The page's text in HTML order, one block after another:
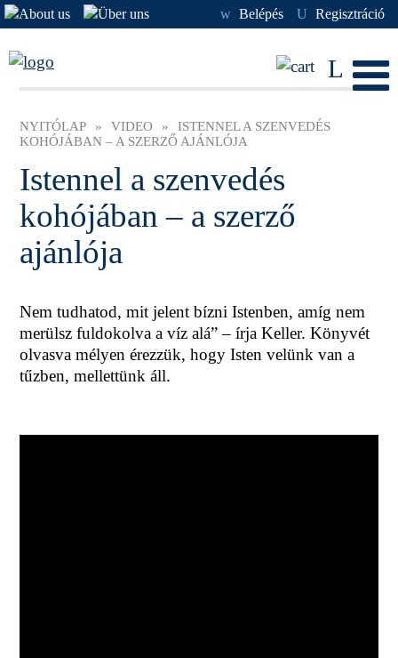
w Belépés U Regisztráció
L
NYITÓLAP » VIDEO »
ISTENNEL A SZENVEDÉS
KOHÓJÁBAN – A SZERZŐ AJÁNLÓJA
Istennel a szenvedés
kohójában – a szerző
ajánlója
Nem tudhatod, mit jelent bízni Istenben, amíg nem
merülsz fuldokolva a víz alá” – írja Keller. Könyvét
olvasva mélyen érezzük, hogy Isten velünk van a
tűzben, mellettünk áll.